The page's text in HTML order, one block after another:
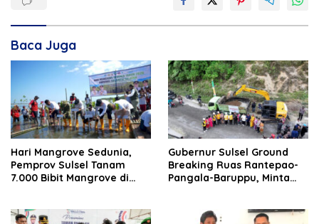
Baca Juga
Hari Mangrove Sedunia,
Pemprov Sulsel Tanam
7.000 Bibit Mangrove di
Gubernur Sulsel Ground
Breaking Ruas Rantepao-
Pangala-Baruppu, Minta